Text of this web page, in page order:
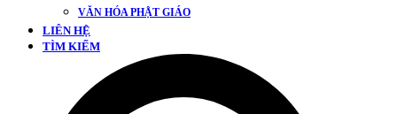
VĂN HÓA PHẬT GIÁO
LIÊN HỆ
TÌM KIẾM